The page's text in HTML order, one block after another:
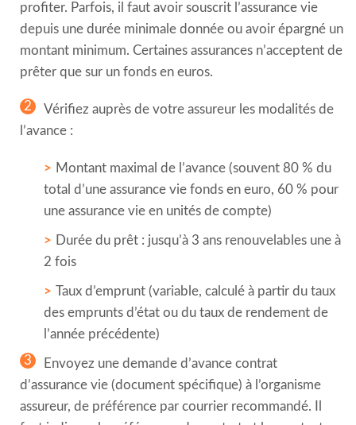
profiter. Parfois, il faut avoir souscrit l’assurance vie
depuis une durée minimale donnée ou avoir épargné un
montant minimum. Certaines assurances n’acceptent de
prêter que sur un fonds en euros.
2
Vérifiez auprès de votre assureur les modalités de
l’avance :
Montant maximal de l’avance (souvent 80 % du
total d’une assurance vie fonds en euro, 60 % pour
une assurance vie en unités de compte)
Durée du prêt : jusqu’à 3 ans renouvelables une à
2 fois
Taux d’emprunt (variable, calculé à partir du taux
des emprunts d’état ou du taux de rendement de
l’année précédente)
3
Envoyez une demande d’avance contrat
d’assurance vie (document spécifique) à l’organisme
assureur, de préférence par courrier recommandé. Il